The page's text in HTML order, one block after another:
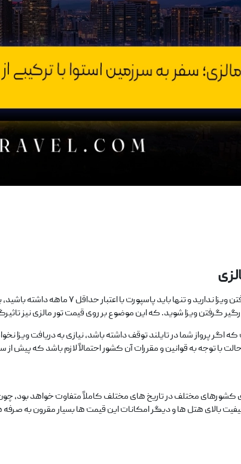
برای تورهای مالزی شما هیچ
گرفتن ویزا شوید. که این موضوع بر روی قیمت تور مالزی نیز
پرواز شما در تایلند توقف داشته باشد، نیازی به دریافت ویزا
با توجه به قوانین و مقررات آن کشور احتمالاً لازم باشد که پیش از
کشورهای مختلف در تاریخ‌ های مختلف کاملاً متفاوت خواهد بود،
بالای هتل‌ ها و دیگر امکانات این قیمت‌ ها بسیار مقرون به